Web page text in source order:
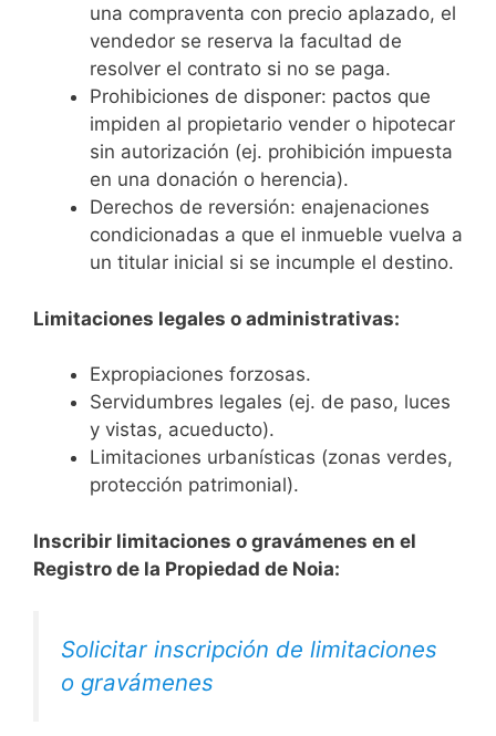
una compraventa con precio aplazado, el
vendedor se reserva la facultad de
resolver el contrato si no se paga.
Prohibiciones de disponer: pactos que
impiden al propietario vender o hipotecar
sin autorización (ej. prohibición impuesta
en una donación o herencia).
Derechos de reversión: enajenaciones
condicionadas a que el inmueble vuelva a
un titular inicial si se incumple el destino.
Limitaciones legales o administrativas:
Expropiaciones forzosas.
Servidumbres legales (ej. de paso, luces
y vistas, acueducto).
Limitaciones urbanísticas (zonas verdes,
protección patrimonial).
Inscribir limitaciones o gravámenes en el
Registro de la Propiedad de Noia:
Solicitar inscripción de limitaciones
o gravámenes